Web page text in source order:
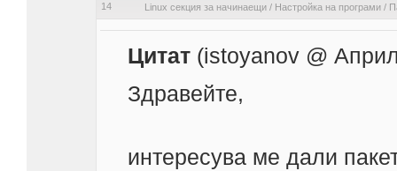
14 Linux секция за начинаещи/ Настройка на програми/
Цитат(istoyanov @
Здравейте,
интересува ме дали